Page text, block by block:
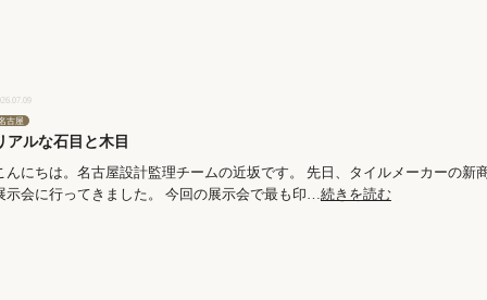
古屋
アルな石目と木目
んにちは。名古屋設計監理チームの近坂です。 先日、タイルメーカーの新
示会に行ってきました。 今回の展示会で最も印… 続きを読む